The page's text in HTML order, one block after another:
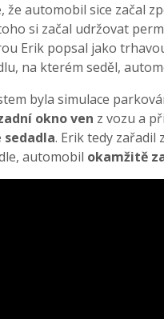
že automobil sice začal
si začal udržovat
Erik popsal jako
na kterém seděl,
byla simulace
okno ven z vozu a
sedadla. Erik tedy zařadil
automobil okamžitě